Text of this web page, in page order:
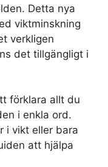
Detta nya
viktminskning
verkligen
det tillgängligt i
förklara allt du
i enkla ord.
i vikt eller bara
att hjälpa